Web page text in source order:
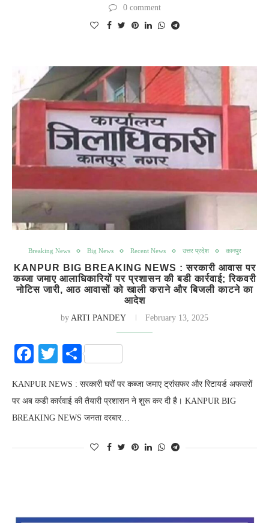
0 comment
Breaking News Big News Recent News उत्तर प्रदेश कानपुर
KANPUR BIG BREAKING NEWS : सरकारी आवास पर
कब्जा जमाए आलाधिकारियों पर प्रशासन की बडी कार्रवाई; रिकवरी
नोटिस जारी, आठ आवासों को खाली कराने और बिजली काटने का
आदेश
by ARTI PANDEY February 13, 2025
Facebook
Twitter
Share
KANPUR NEWS : सरकारी घरों पर कब्जा जमाए ट्रांसफर और रिटायर्ड अफसरों
पर अब कडी कार्रवाई की तैयारी प्रशासन ने शुरू कर दी है। KANPUR BIG
BREAKING NEWS जनता दरबार…